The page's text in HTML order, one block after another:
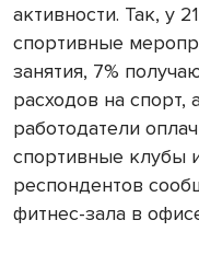
активности. Так, у
спортивные
занятия, 7%
расходов на спорт,
работодатели
спортивные клубы
респондентов
фитнес-зала в